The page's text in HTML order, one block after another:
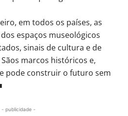
em todos os países, as
espaços museológicos
sinais de cultura e de
marcos históricos e,
pode construir o futuro sem
- publicidade -